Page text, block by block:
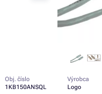
Obj. číslo
1KB150ANSQL
Výrobca
Logo